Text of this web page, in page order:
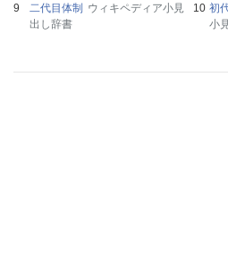
二代目体制
ウィキペディア小見
出し辞書
初
小